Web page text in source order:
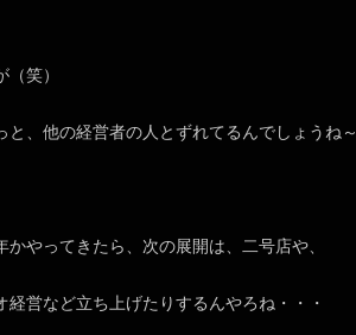
笑）
と、他の経営者の人とずれてるんでしょうね～
やってきたら、次の展開は、二号店や、
経営など立ち上げたりするんやろね・・・